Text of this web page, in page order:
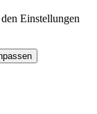
Einstellungen